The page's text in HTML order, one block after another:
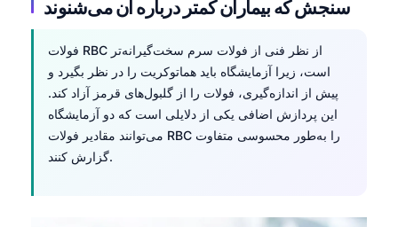
سنجش که بیماران کمتر درباره آن می‌شنوند
فولات RBC از نظر فنی از فولات سرم سخت‌گیرانه‌تر
است، زیرا آزمایشگاه باید هماتوکریت را در نظر بگیرد و
پیش از اندازه‌گیری، فولات را از گلبول‌های قرمز آزاد کند.
این پردازش اضافی یکی از دلایلی است که دو آزمایشگاه
می‌توانند مقادیر فولات RBC را به‌طور محسوسی متفاوت
گزارش کنند.
Slovenščina
Magyar
Shqip
বাংলা
اردو
मराठी